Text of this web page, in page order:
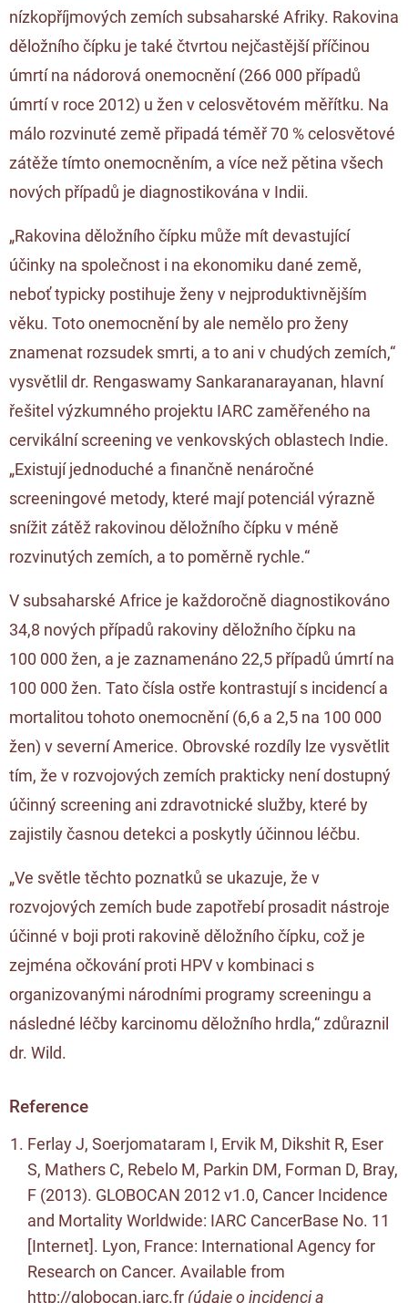
nízkopříjmových zemích subsaharské Afriky. Rakovina
děložního čípku je také čtvrtou nejčastější příčinou
úmrtí na nádorová onemocnění (266 000 případů
úmrtí v roce 2012) u žen v celosvětovém měřítku. Na
málo rozvinuté země připadá téměř 70 % celosvětové
zátěže tímto onemocněním, a více než pětina všech
nových případů je diagnostikována v Indii.
„Rakovina děložního čípku může mít devastující
účinky na společnost i na ekonomiku dané země,
neboť typicky postihuje ženy v nejproduktivnějším
věku. Toto onemocnění by ale nemělo pro ženy
znamenat rozsudek smrti, a to ani v chudých zemích,“
vysvětlil dr. Rengaswamy Sankaranarayanan, hlavní
řešitel výzkumného projektu IARC zaměřeného na
cervikální screening ve venkovských oblastech Indie.
„Existují jednoduché a finančně nenáročné
screeningové metody, které mají potenciál výrazně
snížit zátěž rakovinou děložního čípku v méně
rozvinutých zemích, a to poměrně rychle.“
V subsaharské Africe je každoročně diagnostikováno
34,8 nových případů rakoviny děložního čípku na
100 000 žen, a je zaznamenáno 22,5 případů úmrtí na
100 000 žen. Tato čísla ostře kontrastují s incidencí a
mortalitou tohoto onemocnění (6,6 a 2,5 na 100 000
žen) v severní Americe. Obrovské rozdíly lze vysvětlit
tím, že v rozvojových zemích prakticky není dostupný
účinný screening ani zdravotnické služby, které by
zajistily časnou detekci a poskytly účinnou léčbu.
„Ve světle těchto poznatků se ukazuje, že v
rozvojových zemích bude zapotřebí prosadit nástroje
účinné v boji proti rakovině děložního čípku, což je
zejména očkování proti HPV v kombinaci s
organizovanými národními programy screeningu a
následné léčby karcinomu děložního hrdla,“ zdůraznil
dr. Wild.
Reference
Ferlay J, Soerjomataram I, Ervik M, Dikshit R, Eser
S, Mathers C, Rebelo M, Parkin DM, Forman D, Bray,
F (2013). GLOBOCAN 2012 v1.0, Cancer Incidence
and Mortality Worldwide: IARC CancerBase No. 11
[Internet]. Lyon, France: International Agency for
Research on Cancer. Available from
http://globocan.iarc.fr (údaje o incidenci a